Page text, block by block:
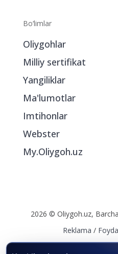
Bo‘limlar
Oliygohlar
Milliy sertifikat
Yangiliklar
Ma'lumotlar
Imtihonlar
Webster
My.Oliygoh.uz
2026 © Oliygoh.uz,
Reklama /